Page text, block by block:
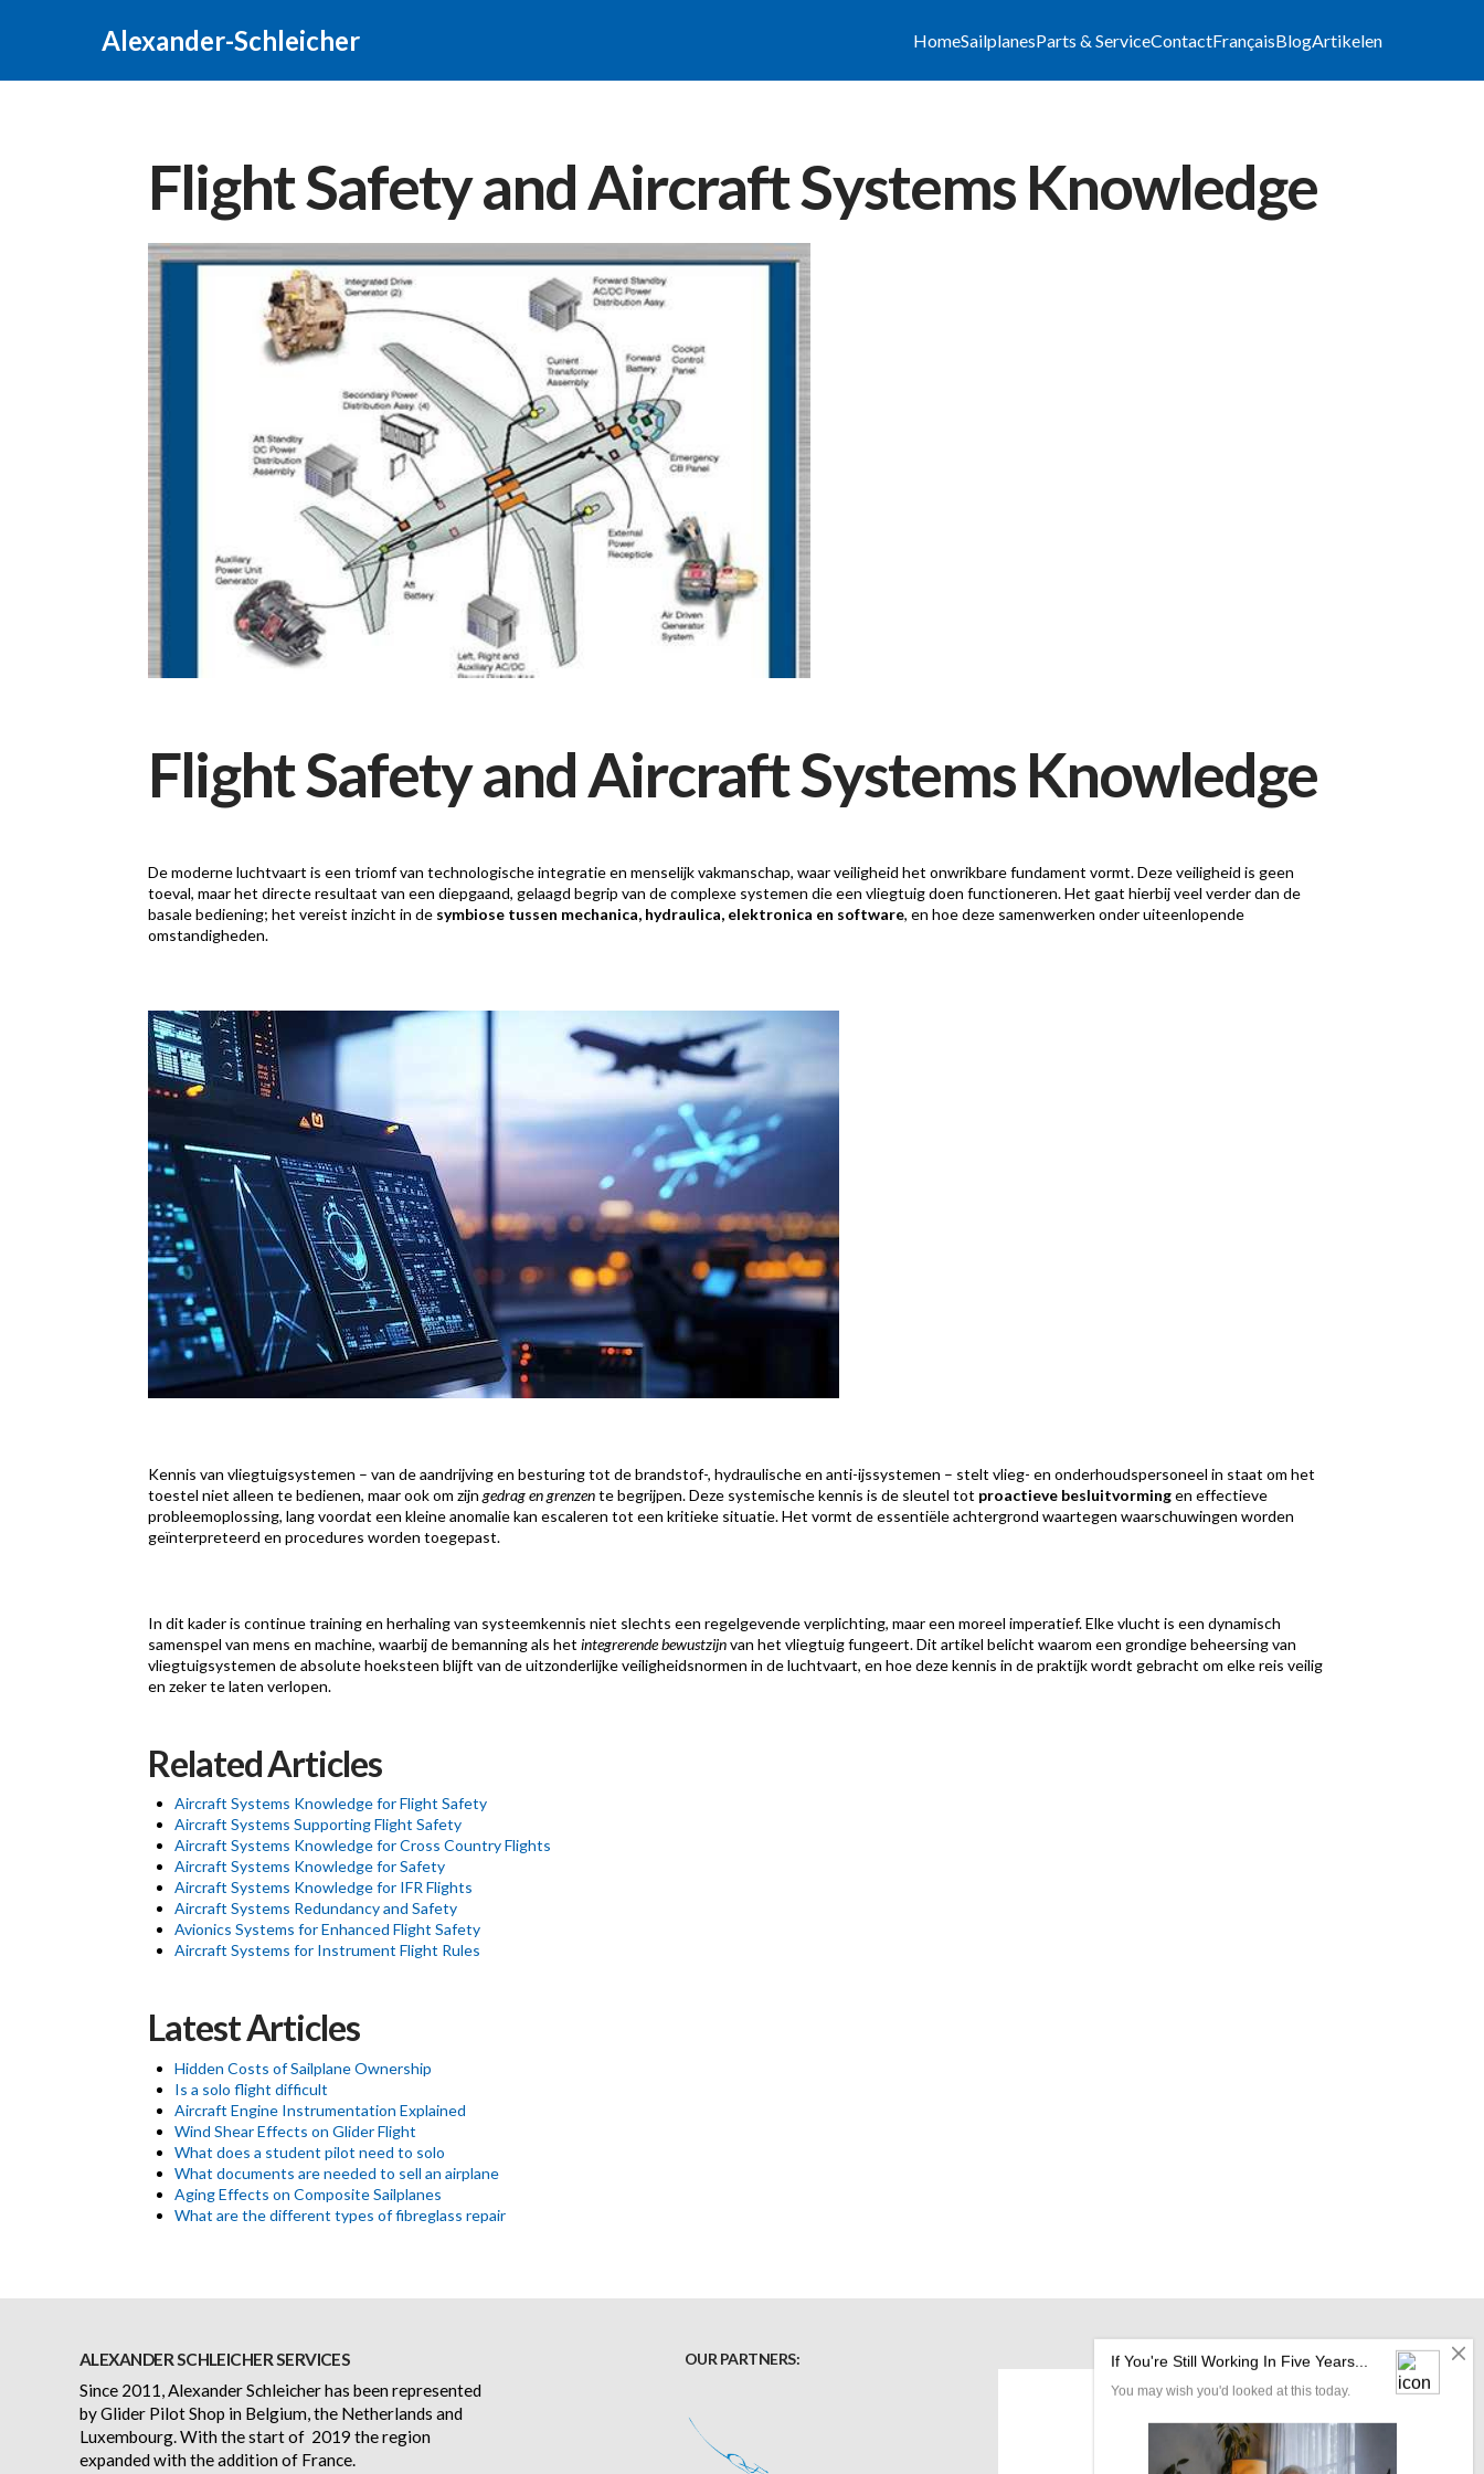
Alexander-Schleicher HomeSailplanesParts & ServiceContactFrançaisBlogArtikelen
Flight Safety and Aircraft Systems Knowledge
Flight Safety and Aircraft Systems Knowledge
De moderne luchtvaart is een triomf van technologische integratie en menselijk vakmanschap, waar veiligheid het onwrikbare fundament vormt. Deze veiligheid is geen
toeval, maar het directe resultaat van een diepgaand, gelaagd begrip van de complexe systemen die een vliegtuig doen functioneren. Het gaat hierbij veel verder dan de
basale bediening; het vereist inzicht in de symbiose tussen mechanica, hydraulica, elektronica en software, en hoe deze samenwerken onder uiteenlopende
omstandigheden.
Kennis van vliegtuigsystemen – van de aandrijving en besturing tot de brandstof-, hydraulische en anti-ijssystemen – stelt vlieg- en onderhoudspersoneel in staat om het
toestel niet alleen te bedienen, maar ook om zijngedrag en grenzente begrijpen. Deze systemische kennis is de sleutel tot proactieve besluitvormingen effectieve
probleemoplossing, lang voordat een kleine anomalie kan escaleren tot een kritieke situatie. Het vormt de essentiële achtergrond waartegen waarschuwingen worden
geïnterpreteerd en procedures worden toegepast.
In dit kader is continue training en herhaling van systeemkennis niet slechts een regelgevende verplichting, maar een moreel imperatief. Elke vlucht is een dynamisch
samenspel van mens en machine, waarbij de bemanning als hetintegrerende bewustzijnvan het vliegtuig fungeert. Dit artikel belicht waarom een grondige beheersing van
vliegtuigsystemen de absolute hoeksteen blijft van de uitzonderlijke veiligheidsnormen in de luchtvaart, en hoe deze kennis in de praktijk wordt gebracht om elke reis veilig
en zeker te laten verlopen.
Related Articles
Aircraft Systems Knowledge for Flight Safety
Aircraft Systems Supporting Flight Safety
Aircraft Systems Knowledge for Cross Country Flights
Aircraft Systems Knowledge for Safety
Aircraft Systems Knowledge for IFR Flights
Aircraft Systems Redundancy and Safety
Avionics Systems for Enhanced Flight Safety
Aircraft Systems for Instrument Flight Rules
Latest Articles
Hidden Costs of Sailplane Ownership
Is a solo flight difficult
Aircraft Engine Instrumentation Explained
Wind Shear Effects on Glider Flight
What does a student pilot need to solo
What documents are needed to sell an airplane
Aging Effects on Composite Sailplanes
What are the different types of fibreglass repair
ALEXANDER SCHLEICHER SERVICES
Since 2011, Alexander Schleicher has been represented
by Glider Pilot Shop in Belgium, the Netherlands and
Luxembourg. With the start of 2019 the region
expanded with the addition of France.
OUR PARTNERS: OUR LOCATION: